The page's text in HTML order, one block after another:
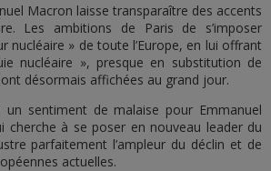
Macron laisse transparaître des accents
Les ambitions de Paris de s’imposer
nucléaire » de toute l’Europe, en lui offrant
nucléaire », presque en substitution de
désormais affichées au grand jour.
un sentiment de malaise pour Emmanuel
cherche à se poser en nouveau leader du
parfaitement l’ampleur du déclin et de
actuelles.